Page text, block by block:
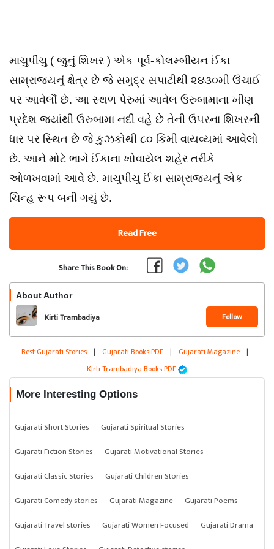
માચુપીચુ ( જુનું શિખર ) એક પૂર્વ-કોલમ્બીયન ઈંકા
સામ્રાજ્યનું ક્ષેત્ર છે જે સમુદ્ર સપાટીથી ૨૪૩૦મી ઉંચાઈ
પર આવેલૌં છે. આ સ્થળ પેરુમાં આવેલ ઉરુબામાના ખીણ
પ્રદેશ જ્યાંથી ઉરુબામા નદી વહે છે તેની ઉપરના શિખરની
ધાર પર સ્થિત છે જે કુઝકોથી ૮૦ કિમી વાયવ્યમાં આવેલો
છે. આને મોટે ભાગે ઈંકાના ખોવાયેલ શહેર તરીકે
ઓળખવામાં આવે છે. માચુપીચુ ઈંકા સામ્રાજ્યનું એક
ચિન્હ રૂપ બની ગયું છે.
Read Free
Share This Book On:
About Author
Kirti Trambadiya Follow
Best Gujarati Stories | Gujarati Books PDF | Gujarati Magazine |
Kirti Trambadiya Books PDF
More Interesting Options
Gujarati Short Stories
Gujarati Spiritual Stories
Gujarati Fiction Stories
Gujarati Motivational Stories
Gujarati Classic Stories
Gujarati Children Stories
Gujarati Comedy stories
Gujarati Magazine
Gujarati Poems
Gujarati Travel stories
Gujarati Women Focused
Gujarati Drama